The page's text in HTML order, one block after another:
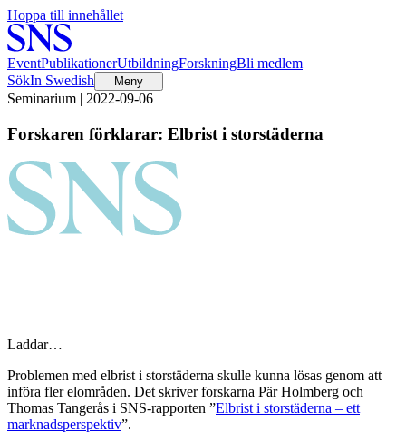
Hoppa till innehållet
EventPublikationerUtbildningForskningBli medlem
SökIn Swedish Meny
Seminarium | 2022-09-06
Forskaren förklarar: Elbrist i storstäderna
Laddar…
Problemen med elbrist i storstäderna skulle kunna lösas genom att
införa fler elområden. Det skriver forskarna Pär Holmberg och
Thomas Tangerås i SNS-rapporten ”Elbrist i storstäderna – ett
marknadsperspektiv”.